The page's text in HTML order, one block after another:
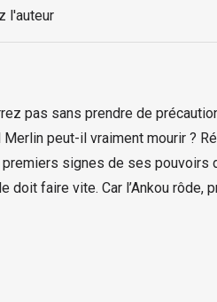
l'auteur
pas sans prendre de
peut-il vraiment mourir ?
premiers signes de ses
faire vite. Car l’Ankou rôde,